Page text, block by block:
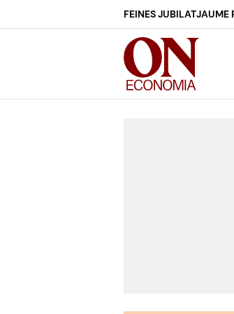
FEINES JUBILATJAUME